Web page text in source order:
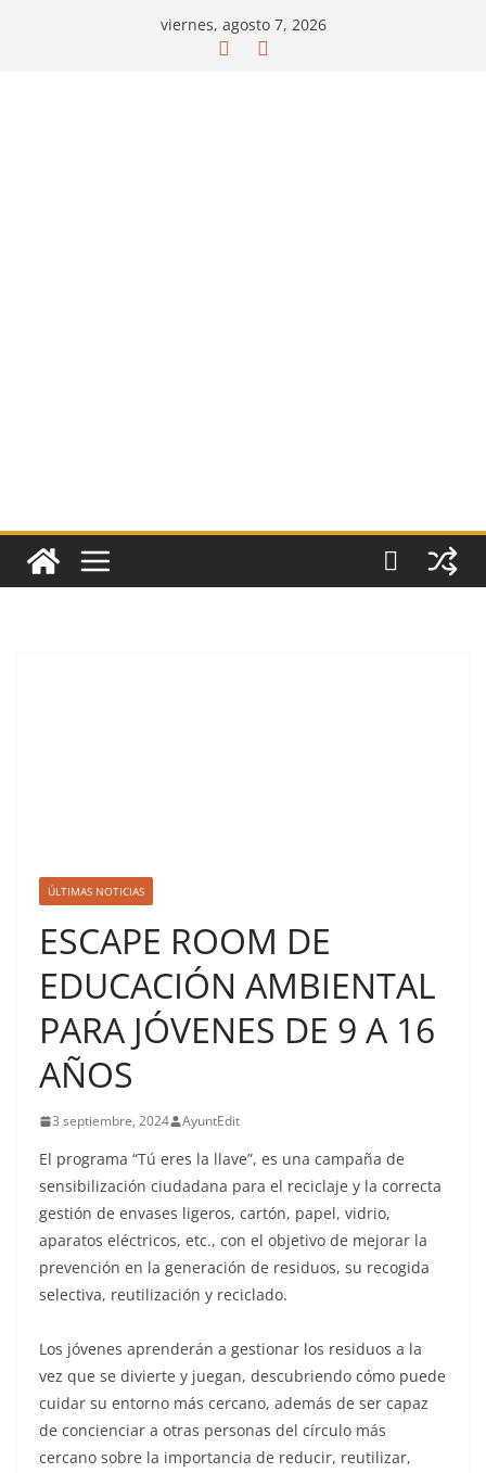
viernes, agosto 7, 2026
ÚLTIMAS NOTICIAS
ESCAPE ROOM DE
EDUCACIÓN AMBIENTAL
PARA JÓVENES DE 9 A 16
AÑOS
3 septiembre, 2024 AyuntEdit
El programa “Tú eres la llave”, es una campaña de
sensibilización ciudadana para el reciclaje y la correcta
gestión de envases ligeros, cartón, papel, vidrio,
aparatos eléctricos, etc., con el objetivo de mejorar la
prevención en la generación de residuos, su recogida
selectiva, reutilización y reciclado.
Los jóvenes aprenderán a gestionar los residuos a la
vez que se divierte y juegan, descubriendo cómo puede
cuidar su entorno más cercano, además de ser capaz
de concienciar a otras personas del círculo más
cercano sobre la importancia de reducir, reutilizar,